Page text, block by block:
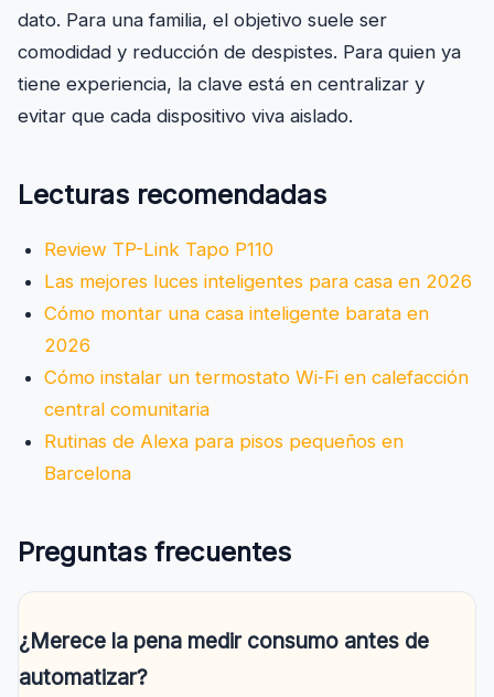
dato. Para una familia, el objetivo suele ser
comodidad y reducción de despistes. Para quien ya
tiene experiencia, la clave está en centralizar y
evitar que cada dispositivo viva aislado.
Lecturas recomendadas
Review TP-Link Tapo P110
Las mejores luces inteligentes para casa en 2026
Cómo montar una casa inteligente barata en
2026
Cómo instalar un termostato Wi‑Fi en calefacción
central comunitaria
Rutinas de Alexa para pisos pequeños en
Barcelona
Preguntas frecuentes
¿Merece la pena medir consumo antes de
automatizar?